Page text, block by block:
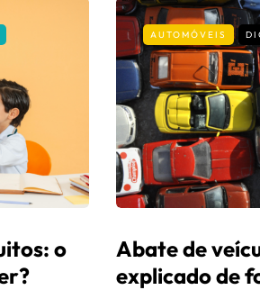
o
AUTOMÓVEIS
Abate de
explicado de